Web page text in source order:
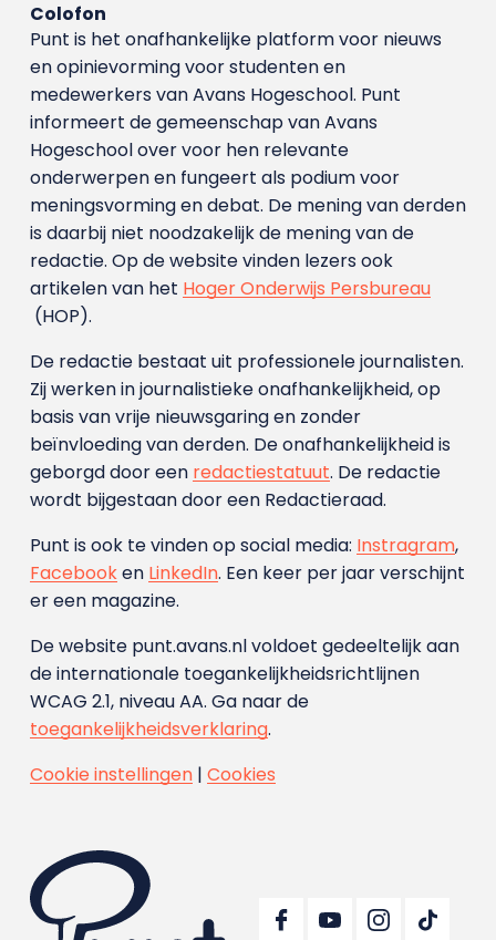
Colofon
Punt is het onafhankelijke platform voor nieuws
en opinievorming voor studenten en
medewerkers van Avans Hoge­school. Punt
informeert de gemeenschap van Avans
Hogeschool over voor hen relevante
onderwerpen en fungeert als podium voor
meningsvorming en debat. De mening van derden
is daarbij niet noodzakelijk de mening van de
redactie. Op de website vinden lezers ook
artikelen van het Hoger Onderwijs Persbureau
(HOP).
De redactie bestaat uit professionele journalisten.
Zij werken in journalistieke onafhankelijkheid, op
basis van vrije nieuwsgaring en zonder
beïnvloeding van derden. De onafhankelijkheid is
geborgd door een redactiestatuut. De redactie
wordt bijgestaan door een Redactieraad.
Punt is ook te vinden op social media: Instragram,
Facebooken LinkedIn. Een keer per jaar verschijnt
er een magazine.
De website punt.avans.nl voldoet gedeeltelijk aan
de internationale toegankelijkheidsrichtlijnen
WCAG 2.1, niveau AA. Ga naar de
toegankelijkheidsverklaring.
Cookie instellingen| Cookies